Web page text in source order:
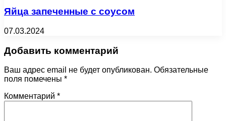
Яйца запеченные с соусом
07.03.2024
Добавить комментарий
Ваш адрес email не будет опубликован. Обязательные
поля помечены *
Комментарий *